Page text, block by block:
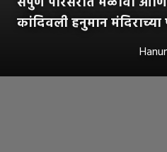
कांदिवली हनुमान